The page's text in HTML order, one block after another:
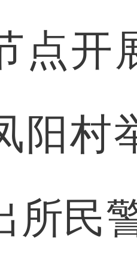
点开
阳村
所民